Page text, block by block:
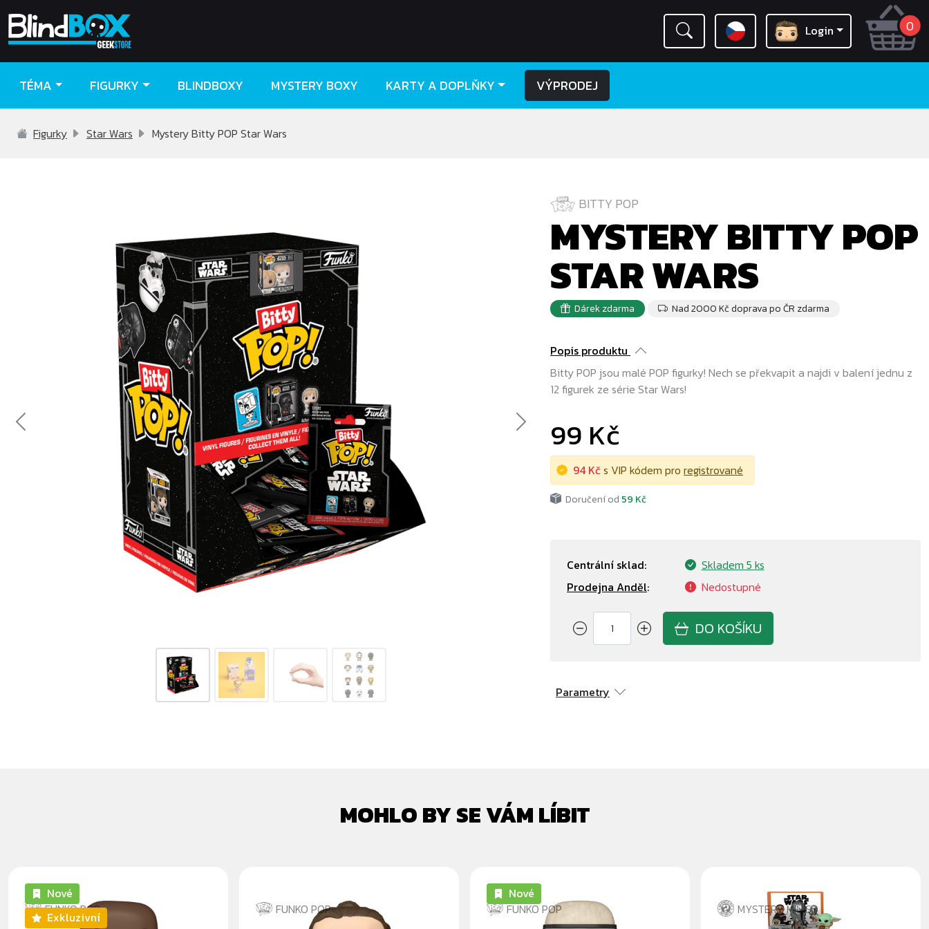
0
Login
TÉMA FIGURKY BLINDBOXY MYSTERY BOXY KARTY A DOPLŇKY VÝPRODEJ
Figurky Star Wars Mystery Bitty POP Star Wars
Previous Next
BITTY POP
MYSTERY BITTY POP
STAR WARS
Dárek zdarma Nad 2000 Kč doprava po ČR zdarma
Popis produktu
Bitty POP jsou malé POP figurky! Nech se překvapit a najdi v balení jednu z
12 figurek ze série Star Wars!
99 Kč
94 Kčs VIP kódem pro registrované
Doručení od 59 Kč
Centrální sklad: Skladem 5 ks
Prodejna Anděl: Nedostupné
DO KOŠÍKU
Parametry
MOHLO BY SE VÁM LÍBIT
FUNKO POP
Nové
Exkluzivní
FUNKO POP FUNKO POP
Nové
MYSTERY MINIS